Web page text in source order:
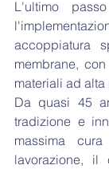
L'ultimo
accoppiatura
membrane,
materiali ad
Da quasi 45
tradizione e
massima
lavorazione, il